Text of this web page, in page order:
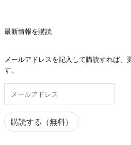
最新情報を購読
メールアドレスを記入して購読すれば、
す。
ア
ド
購読する（無料）